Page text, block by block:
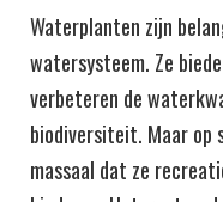
Waterplanten zijn
watersysteem. Ze
verbeteren de
biodiversiteit. Maar op
massaal dat ze